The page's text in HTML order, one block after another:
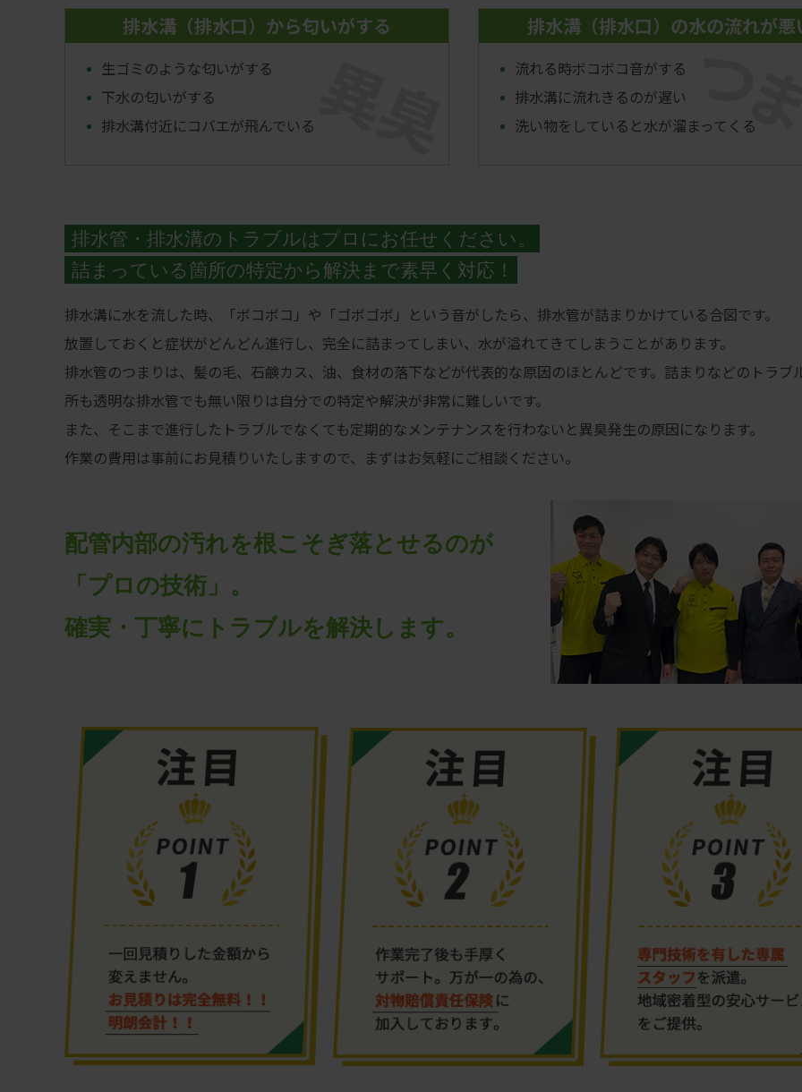
排水溝（排水口）から匂いがする
生ゴミのような匂いがする
下水の匂いがする
排水溝付近にコバエが飛んでいる異臭
排水溝（排水口）の水の流れが悪
流れる時ボコボコ音がする
排水溝に流れきるのが遅い
洗い物をしていると水が溜まってくる
つ
排水管・排水溝のトラブルはプロにお任せください。
詰まっている箇所の特定から解決まで素早く対応！
排水溝に水を流した時、「ボコボコ」や「ゴボゴボ」という音がしたら、排水管が詰まりかけている合図です。
放置しておくと症状がどんどん進行し、完全に詰まってしまい、水が溢れてきてしまうことがあります。
排水管のつまりは、髪の毛、石鹸カス、油、食材の落下などが代表的な原因のほとんどです。詰まりなどのトラブ
所も透明な排水管でも無い限りは自分での特定や解決が非常に難しいです。
また、そこまで進行したトラブルでなくても定期的なメンテナンスを行わないと異臭発生の原因になります。
作業の費用は事前にお見積りいたしますので、まずはお気軽にご相談ください。
配管内部の汚れを根こそぎ落とせるのが
「プロの技術」。
確実・丁寧にトラブルを解決します。